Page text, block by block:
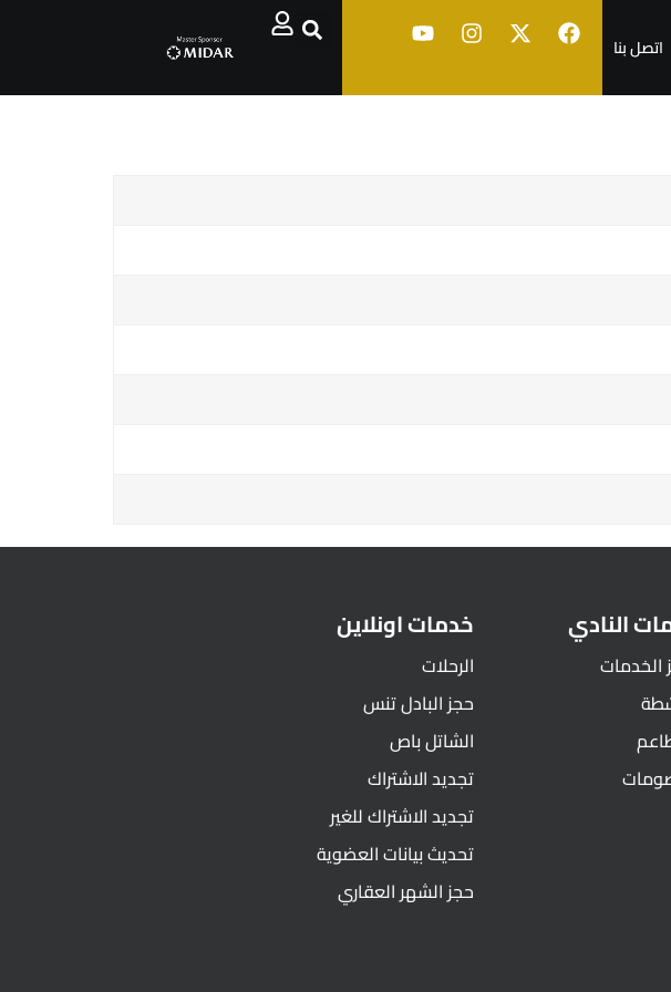
اتصل بنا
النادي
الخدمات
خدمات اونلاين
الرحلات
حجز البادل تنس
الشاتل باص
تجديد الاشتراك
تجديد الاشتراك للغير
تحديث بيانات العضوية
حجز الشهر العقاري